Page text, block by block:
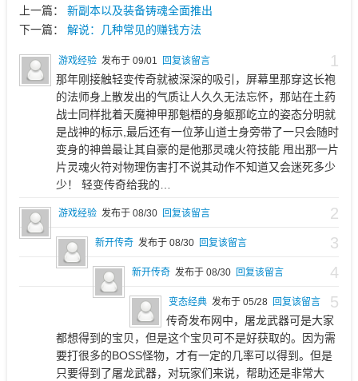
上一篇： 新副本以及装备铸魂全面推出
下一篇： 解说：几种常见的赚钱方法
1
游戏经验 发布于 09/01 回复该留言
那年刚接触轻变传奇就被深深的吸引，屏幕里那穿这长袍
的法师身上散发出的气质让人久久无法忘怀，那站在土药
战士同样批着天魔神甲那魁梧的身躯那屹立的姿态分明就
是战神的标示,最后还有一位茅山道士身旁带了一只会随时
变身的神兽最让其自豪的是他那灵魂火符技能 甩出那一片
片灵魂火符对物理伤害打不说其动作不知道又会迷死多少
少！ 轻变传奇给我的…
2
游戏经验 发布于 08/30 回复该留言
3
新开传奇 发布于 08/30 回复该留言
4
新开传奇 发布于 08/30 回复该留言
5
变态经典 发布于 05/28 回复该留言
传奇发布网中，屠龙武器可是大家
都想得到的宝贝，但是这个宝贝可不是好获取的。因为需
要打很多的BOSS怪物，才有一定的几率可以得到。但是
只要得到了屠龙武器，对玩家们来说，帮助还是非常大